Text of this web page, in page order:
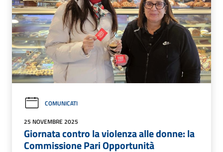
COMUNICATI
25 NOVEMBRE 2025
Giornata contro la violenza alle donne: la
Commissione Pari Opportunità